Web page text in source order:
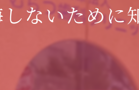
クターむらつのワンライン歯臓ブラシ
ないために